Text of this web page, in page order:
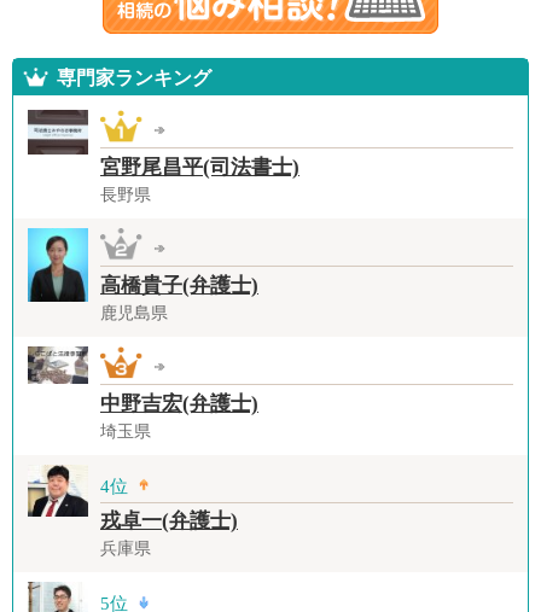
専門家ランキング
宮野尾昌平(司法書士)
長野県
高橋貴子(弁護士)
鹿児島県
中野吉宏(弁護士)
埼玉県
4位
戎卓一(弁護士)
兵庫県
5位